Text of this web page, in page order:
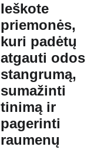
Ieškote
priemonės,
kuri padėtų
atgauti odos
stangrumą,
sumažinti
tinimą ir
pagerinti
raumenų